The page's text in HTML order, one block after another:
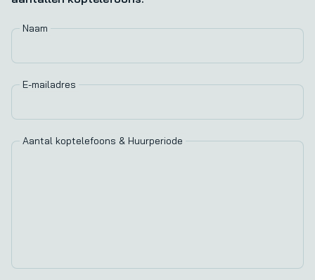
Naam
E-mailadres
Aantal koptelefoons & Huurperiode